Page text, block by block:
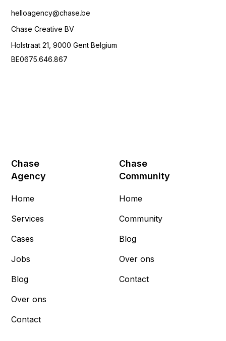
helloagency@chase.be
Chase Creative BV
Holstraat 21, 9000 Gent Belgium
BE0675.646.867
Chase
Agency
Home
Services
Cases
Jobs
Blog
Over ons
Contact
Chase
Community
Home
Community
Blog
Over ons
Contact